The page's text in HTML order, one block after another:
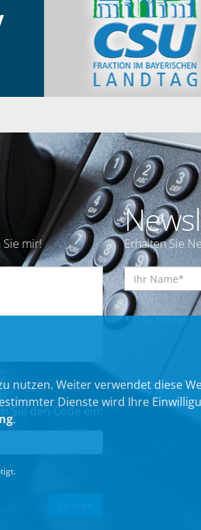
Sie mir!
Sie den Code ein:
Erhalten Sie
* Pflichtfeld
nutzen. Weiter verwendet diese
Dienste wird Ihre
.